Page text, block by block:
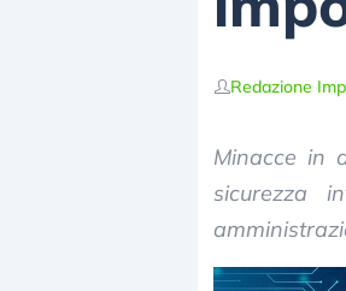
Redazione
Minacce in
sicurezza